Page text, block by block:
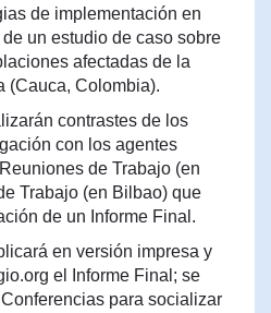
de implementación en
un estudio de caso sobre
afectadas de la
(Cauca, Colombia).
contrastes de los
con los agentes
de Trabajo (en
Trabajo (en Bilbao) que
de un Informe Final.
en versión impresa y
el Informe Final; se
para socializar